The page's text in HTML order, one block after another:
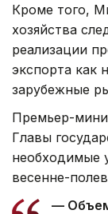
Кроме того,
хозяйства
реализации
экспорта как
зарубежные
Премьер-
Главы
необходимые
весенне-
— Объем